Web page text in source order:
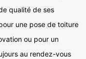
qualité de ses
une pose de toiture
ou pour un
au rendez-vous